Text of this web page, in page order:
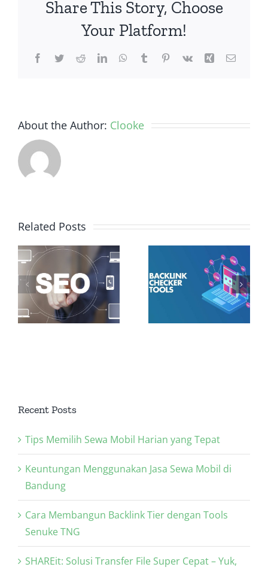
Share This Story, Choose
Your Platform!
Facebook
TwitterRedditLinkedInWhatsApp
TumblrPinterest
Vk Xing Email
About the Author: Clooke
Related PostsBacklink
Checker,
Alat
Penting
dalam
Backlink
Generator,
Cara
Efektif
Recent Posts
Tips Memilih Sewa Mobil Harian yang Tepat
Keuntungan Menggunakan Jasa Sewa Mobil di
Bandung
Cara Membangun Backlink Tier dengan Tools
Senuke TNG
SHAREit: Solusi Transfer File Super Cepat – Yuk,